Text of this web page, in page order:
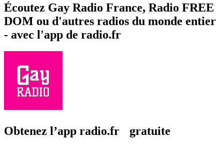
Écoutez Gay Radio France, Radio FREE
DOM ou d'autres radios du monde entier
- avec l'app de radio.fr
Obtenez l’app radio.fr gratuite